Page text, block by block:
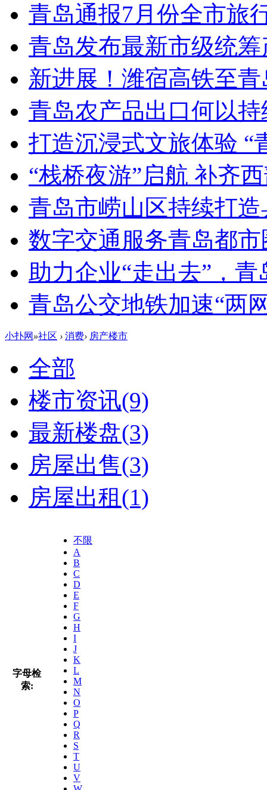
青岛通报7月份全市旅
青岛发布最新市级统
新进展！潍宿高铁至
青岛农产品出口何以持
打造沉浸式文旅体验 “
“栈桥夜游”启航 补齐
青岛市崂山区持续打
数字交通服务青岛都
助力企业“走出去”，
青岛公交地铁加速“两
小扑网 »社区 › 消费› 房产楼市
全部
楼市资讯(9)
最新楼盘(3)
房屋出售(3)
房屋出租(1)
字母检
索:
不限
A
B
C
D
E
F
G
H
I
J
K
L
M
N
O
P
Q
R
S
T
U
V